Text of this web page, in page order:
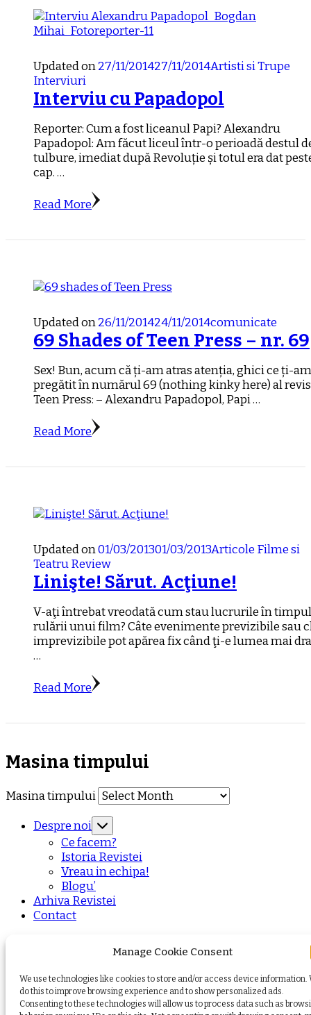
Manage Cookie Consent
We use technologies like cookies to store and/or access device information.
do this to improve browsing experience and to show personalized ads.
Consenting to these technologies will allow us to process data such as
Updated on27/11/201427/11/2014Artisti si Trupe
Interviuri
Interviu cu Papadopol
Reporter: Cum a fost liceanul Papi? Alexandru
Papadopol: Am făcut liceul într-o perioadă destul
tulbure, imediat după Revoluție și totul era dat
cap. …
Read More
Updated on26/11/201424/11/2014comunicate
69 Shades of Teen Press – nr. 69
Sex! Bun, acum că ți-am atras atenția, ghici ce ți-am
pregătit în numărul 69 (nothing kinky here) al
Teen Press: – Alexandru Papadopol, Papi …
Read More
Updated on01/03/201301/03/2013Articole Filme si
TeatruReview
Linişte! Sărut. Acţiune!
V-aţi întrebat vreodată cum stau lucrurile în timpul
rulării unui film? Câte evenimente previzibile sau
imprevizibile pot apărea fix când ţi-e lumea mai
…
Read More
Masina timpului
Masina timpului
Despre noi
Ce facem?
Istoria Revistei
Vreau in echipa!
Blogu’
Arhiva Revistei
Contact
© Copyright 2026. All Rights Reserved.Yummy Recipe
| Developed ByBlossom Themes. Powered by